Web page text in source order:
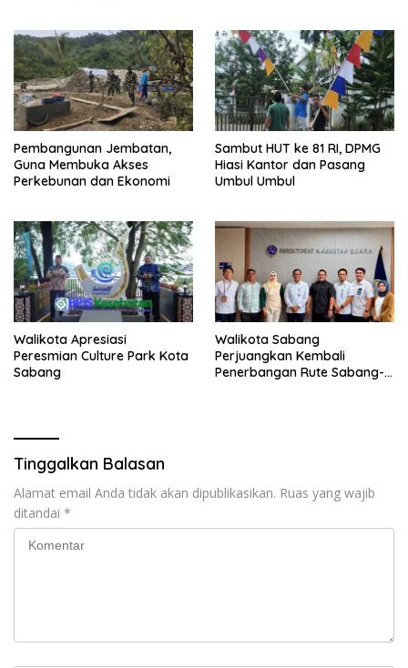
Pembangunan Jembatan,
Guna Membuka Akses
Perkebunan dan Ekonomi
Sambut HUT ke 81 RI, DPMG
Hiasi Kantor dan Pasang
Umbul Umbul
Walikota Apresiasi
Peresmian Culture Park Kota
Sabang
Walikota Sabang
Perjuangkan Kembali
Penerbangan Rute Sabang-
Tinggalkan Balasan
Alamat email Anda tidak akan dipublikasikan. Ruas yang wajib
ditandai *